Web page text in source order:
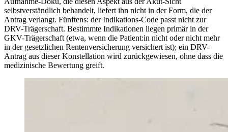
selbstverständlich behandelt, liefert ihn nicht in der Form, die der
Antrag verlangt. Fünftens: der Indikations-Code passt nicht zur
DRV-Trägerschaft. Bestimmte Indikationen liegen primär in der
GKV-Trägerschaft (etwa, wenn die Patient:in nicht oder nicht mehr
in der gesetzlichen Rentenversicherung versichert ist); ein DRV-
Antrag aus dieser Konstellation wird zurückgewiesen, ohne dass die
medizinische Bewertung greift.